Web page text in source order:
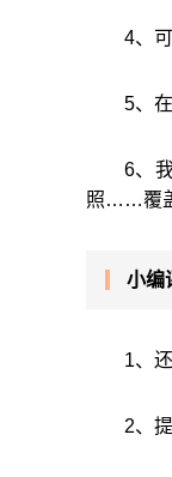
4、
5、
6、
照……覆
小编
1、
2、